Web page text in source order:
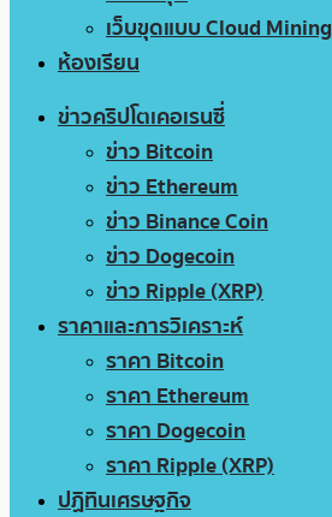
เว็บขุดแบบ Cloud Mining
ห้องเรียน
ข่าวคริปโตเคอเรนซี่
ข่าว Bitcoin
ข่าว Ethereum
ข่าว Binance Coin
ข่าว Dogecoin
ข่าว Ripple (XRP)
ราคาและการวิเคราะห์
ราคา Bitcoin
ราคา Ethereum
ราคา Dogecoin
ราคา Ripple (XRP)
ปฏิทินเศรษฐกิจ